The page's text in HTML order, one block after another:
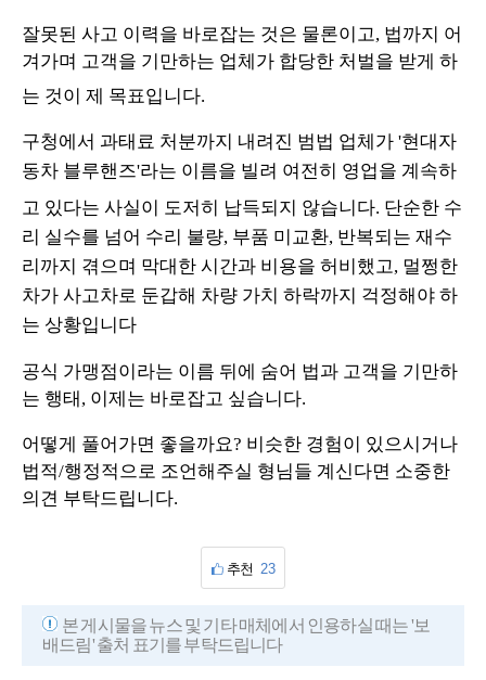
잘못된 사고 이력을 바로잡는 것은 물론이고, 법까지 어
겨가며 고객을 기만하는 업체가 합당한 처벌을 받게 하
는 것이 제 목표입니다.
구청에서 과태료 처분까지 내려진 범법 업체가 '현대자
동차 블루핸즈'라는 이름을 빌려 여전히 영업을 계속하
고 있다는 사실이 도저히 납득되지 않습니다. 단순한 수
리 실수를 넘어 수리 불량, 부품 미교환, 반복되는 재수
리 까지 겪으며 막대한 시간과 비용을 허비했고, 멀쩡한
차가 사고차로 둔갑해 차량 가치 하락까지 걱정해야 하
는 상황입니다
공식 가맹점이라는 이름 뒤에 숨어 법과 고객을 기만하
는 행태, 이제는 바로잡고 싶습니다.
어떻게 풀어가면 좋을까요? 비슷한 경험이 있으시거나
법적/행정적으로 조언해주실 형님들 계신다면 소중한
의견 부탁드립니다.
추천 23
본 게시물을 뉴스 및 기타 매체에서 인용하실 때는 '보
배드림' 출처 표기를 부탁드립니다